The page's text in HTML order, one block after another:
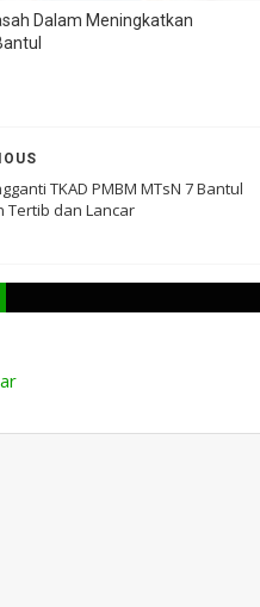
Dalam Meningkatkan
TKAD PMBM MTsN 7 Bantul
Tertib dan Lancar